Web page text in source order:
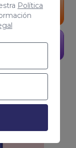
Política